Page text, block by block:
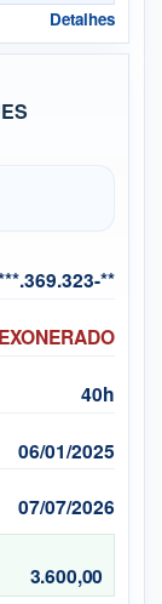
Detalhes
**
EXONERADO
40h
06/01/2025
07/07/2026
3.600,00